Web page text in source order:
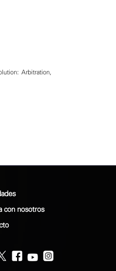
Arbitration,
con nosotros